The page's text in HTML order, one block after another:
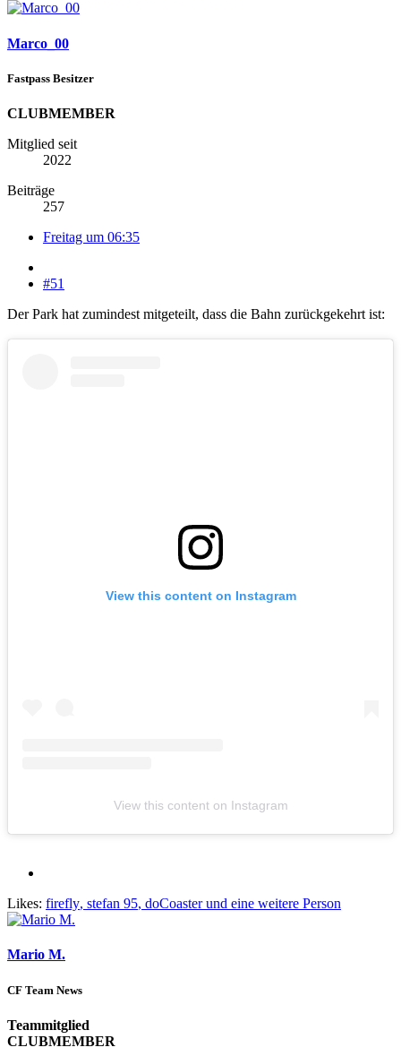
Marco_00
Fastpass Besitzer
CLUBMEMBER
Mitglied seit
2022
Beiträge
257
Freitag um 06:35
#51
Der Park hat zumindest mitgeteilt, dass die Bahn zurückgekehrt ist:
View this content on Instagram
View this content on Instagram
Likes: firefly, stefan 95, doCoasterund eine weitere Person
Mario M.
CF Team News
Teammitglied
CLUBMEMBER